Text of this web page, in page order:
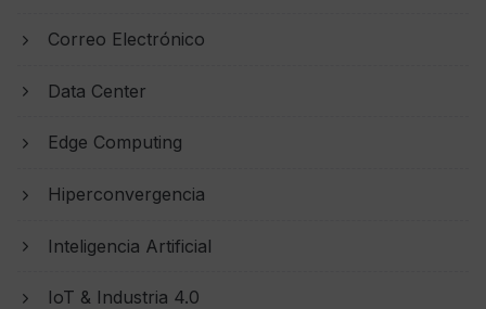
Correo Electrónico
Data Center
Edge Computing
Hiperconvergencia
Inteligencia Artificial
IoT & Industria 4.0